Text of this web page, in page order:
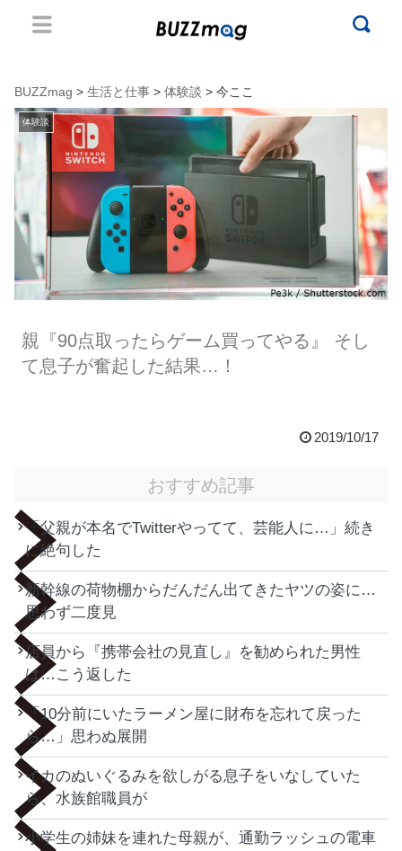
BUZZmag > 生活と仕事 > 体験談 > 今ここ
体験談
親『90点取ったらゲーム買ってやる』 そし
て息子が奮起した結果…！
2019/10/17
おすすめ記事
「父親が本名でTwitterやってて、芸能人に…」続き
に絶句した
新幹線の荷物棚からだんだん出てきたヤツの姿に…
思わず二度見
店員から『携帯会社の見直し』を勧められた男性
は…こう返した
「10分前にいたラーメン屋に財布を忘れて戻った
ら…」思わぬ展開
イカのぬいぐるみを欲しがる息子をいなしていた
ら、水族館職員が
小学生の姉妹を連れた母親が、通勤ラッシュの電車